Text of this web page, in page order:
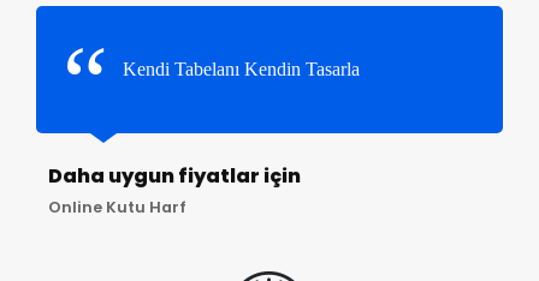
Kendi Tabelanı Kendin Tasarla
Daha uygun fiyatlar için
Online Kutu Harf